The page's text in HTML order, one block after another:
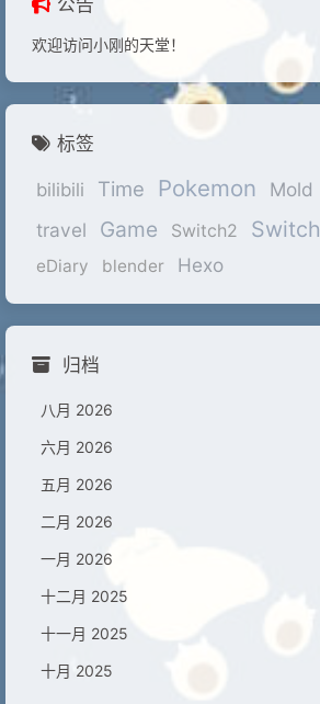
公告
欢迎访问小刚的天堂！
标签
bilibili Time Pokemon Mold
travel Game Switch2 Switch
eDiary blender Hexo
归档
八月 2026
六月 2026
五月 2026
二月 2026
一月 2026
十二月 2025
十一月 2025
十月 2025